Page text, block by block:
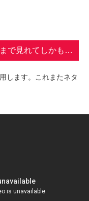
で見れてしかも…
します。これまたネタ